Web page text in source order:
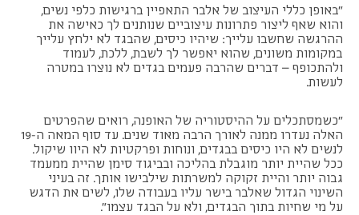
"באופן כללי העיצוב של אלבר התאפיין ברגישות כלפי נשים,
והוא שאף ליצור פתרונות עיצוביים שנותנים לך כאישה את
ההרגשה שחשבו עלייך: שיהיו כיסים, שהבגד לא ילחץ עלייך
במקומות משונים, שהוא יאפשר לך לשבת, ללכת, לעמוד
ולהתכופף – דברים שהרבה פעמים בגדים לא נוצרו במטרה
לעשות.
"כשמסתכלים על ההיסטוריה של האופנה, רואים שהפרטים
האלה נעדרו ממנה לאורך הרבה מאוד שנים. עד סוף המאה ה-19
לנשים לא היו כיסים בבגדים, ונוחות ופרקטיות לא היוו שיקול.
ככל שהיית יותר מוגבלת בהליכה ובביגוד סימן שהיית ממעמד
גבוה יותר והיית זקוקה למשרתות שילבישו אותך. זה בעיני
השינוי הגדול שאלבר בישר עליו בעבודה שלו, לשים את הדגש
על מי שחיות בתוך הבגדים, ולא על הבגד עצמו".